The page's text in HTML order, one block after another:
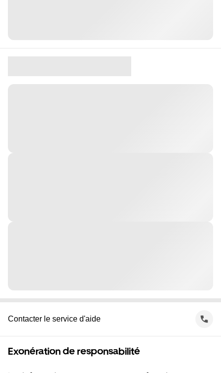
Contacter le service d'aide
Exonération de responsabilité